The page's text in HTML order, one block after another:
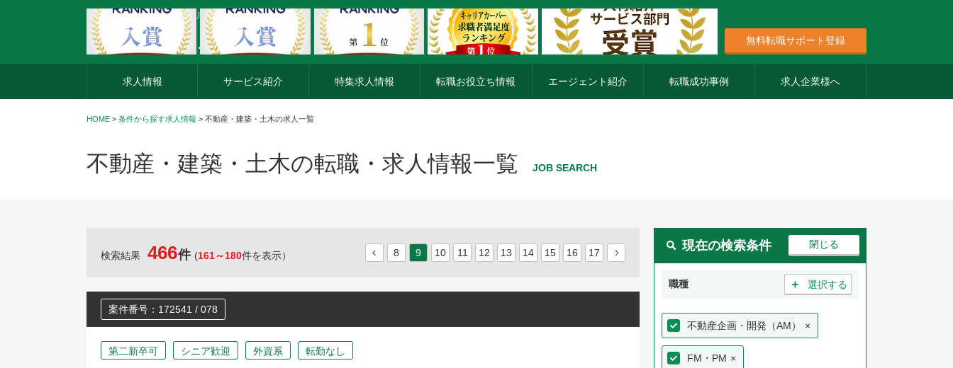
外資系企業の転職・キャリア転職ならアージスジャパン
無料転職サポート登録
求人情報 サービス紹介 特集求人情報 転職お役立ち情報 エージェント紹介 転職成功事例 求人企業様へ
HOME > 条件から探す求人情報 > 不動産・建築・土木の求人一覧
不動産・建築・土木の転職・求人情報一覧 JOB SEARCH
検索結果 466件 (161～180件を表示） 8 9 10 11 12 13 14 15 16 17
案件番号：172541 / 078
第二新卒可 シニア歓迎 外資系 転勤なし
現在の検索条件
職種 ＋ 選択する
不動産企画・開発（AM） ×
FM・PM ×